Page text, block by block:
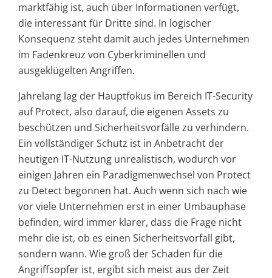
marktfähig ist, auch über Informationen verfügt,
die interessant für Dritte sind. In logischer
Konsequenz steht damit auch jedes Unternehmen
im Fadenkreuz von Cyberkriminellen und
ausgeklügelten Angriffen.
Jahrelang lag der Hauptfokus im Bereich IT-Security
auf Protect, also darauf, die eigenen Assets zu
beschützen und Sicherheitsvorfälle zu verhindern.
Ein vollständiger Schutz ist in Anbetracht der
heutigen IT-Nutzung unrealistisch, wodurch vor
einigen Jahren ein Paradigmenwechsel von Protect
zu Detect begonnen hat. Auch wenn sich nach wie
vor viele Unternehmen erst in einer Umbauphase
befinden, wird immer klarer, dass die Frage nicht
mehr die ist, ob es einen Sicherheitsvorfall gibt,
sondern wann. Wie groß der Schaden für die
Angriffsopfer ist, ergibt sich meist aus der Zeit